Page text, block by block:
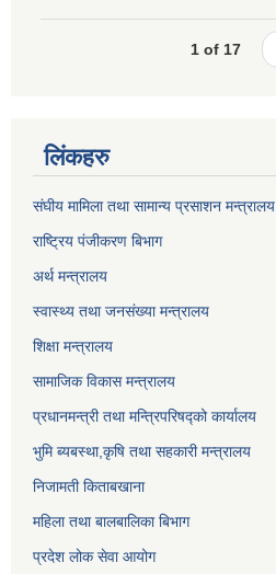
1 of 17
लिंकहरु
संघीय मामिला तथा सामान्य प्रसाशन मन्त्रालय
राष्ट्रिय पंजीकरण बिभाग
अर्थ मन्त्रालय
स्वास्थ्य तथा जनसंख्या मन्त्रालय
शिक्षा मन्त्रालय
सामाजिक विकास मन्त्रालय
प्रधानमन्त्री तथा मन्त्रिपरिषद्को कार्यालय
भुमि ब्यबस्था,कृषि तथा सहकारी मन्त्रालय
निजामती किताबखाना
महिला तथा बालबालिका बिभाग
प्रदेश लोक सेवा आयोग